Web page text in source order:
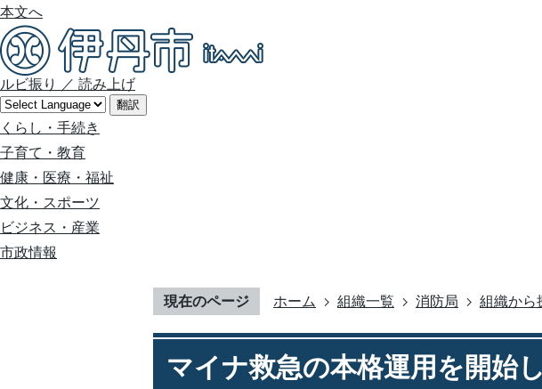
本文へ
ルビ振り ／ 読み上げ
翻訳
くらし・手続き
子育て・教育
健康・医療・福祉
文化・スポーツ
ビジネス・産業
市政情報
現在のページ ホーム 組織一覧 消防局 組織から
マイナ救急の本格運用を開始